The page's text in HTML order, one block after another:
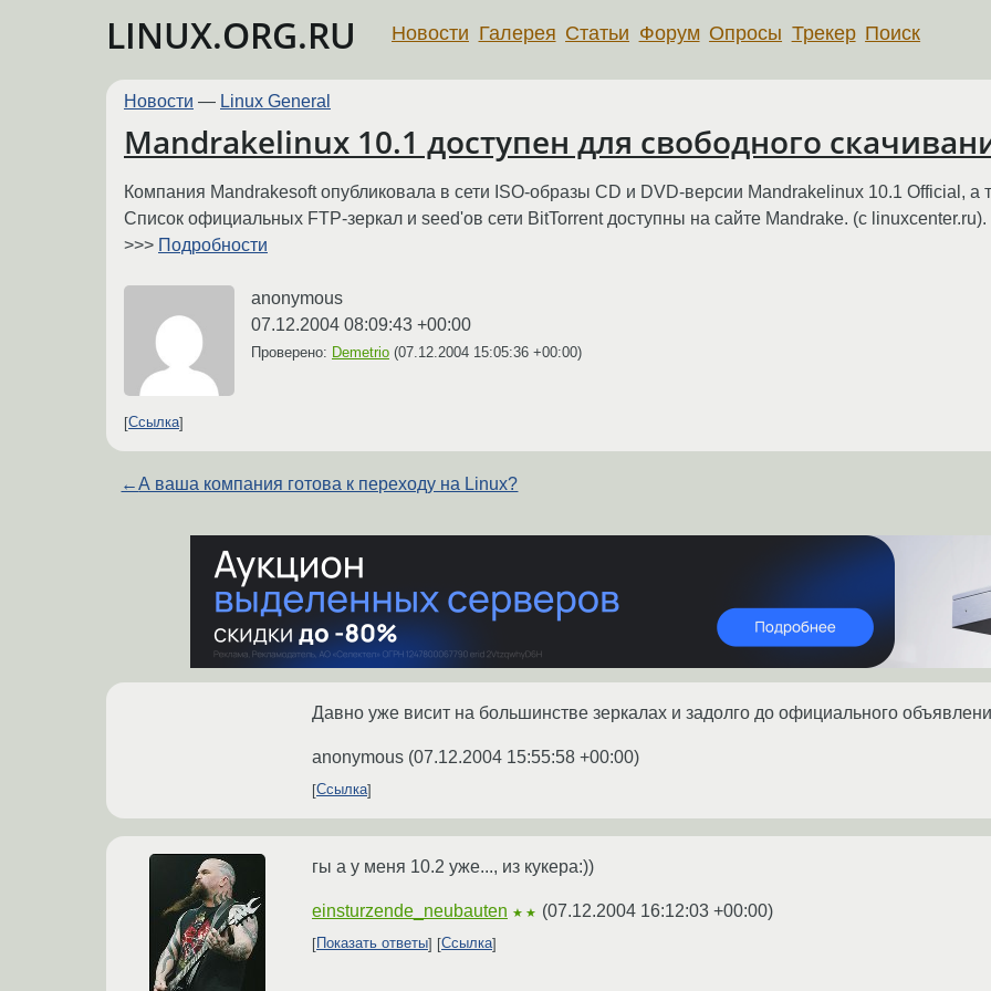
LINUX.ORG.RU Новости Галерея Статьи Форум Опросы Трекер Поиск
Новости — Linux General
Mandrakelinux 10.1 доступен для свободного
Компания Mandrakesoft опубликовала в сети ISO-образы CD и DVD-версии Mandrakelinux 10.1 Official,
Список официальных FTP-зеркал и seed'ов сети BitTorrent доступны на сайте Mandrake. (c linuxcenter.ru).
>>> Подробности
anonymous
07.12.2004 08:09:43 +00:00
Проверено: Demetrio (07.12.2004 15:05:36 +00:00)
Ссылка
←А ваша компания готова к переходу на Linux?
Давно уже висит на большинстве зеркалах и задолго до официального
anonymous (07.12.2004 15:55:58 +00:00)
Ссылка
гы а у меня 10.2 уже..., из кукера:))
einsturzende_neubauten ★★ (07.12.2004 16:12:03 +00:00)
Показать ответы Ссылка